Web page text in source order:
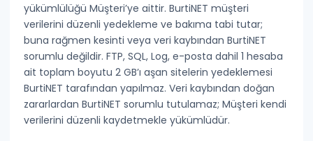
yükümlülüğüMüşteri’ye aittir. BurtiNET müşteri
verilerini düzenli yedekleme ve bakıma tabi tutar;
buna rağmenkesinti veya veri kaybından BurtiNET
sorumlu değildir. FTP, SQL, Log, e-posta dahil 1 hesaba
ait toplam boyutu2 GB’ı aşan sitelerin yedeklemesi
BurtiNET tarafından yapılmaz. Veri kaybından doğan
zararlardan BurtiNET sorumlu tutulamaz; Müşteri kendi
verilerini düzenli kaydetmekle yükümlüdür.